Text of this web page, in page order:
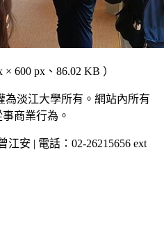
× 600 px、86.02 KB ）
為淡江大學所有。網站內所有
商業行為。
江安 | 電話：02-26215656 ext